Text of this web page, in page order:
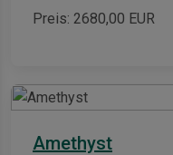
Preis: 2680,00 EUR
Amethyst